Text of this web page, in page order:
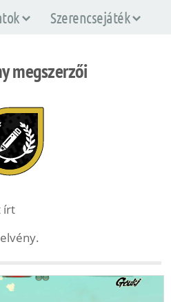
Szerencsejáték
megszerzői
írt